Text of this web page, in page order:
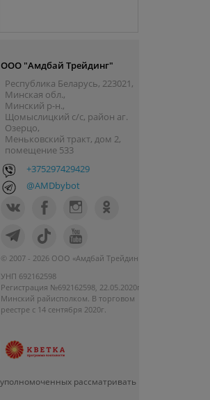
ООО "Амдбай Трейдинг"
Республика Беларусь, 223021,
Минская обл.,
Минский р-н.,
Щомыслицкий с/с, район аг.
Озерцо,
Меньковский тракт, дом 2,
помещение 533
+375297429429
@AMDbybot
© 2007 - 2026 ООО «Амдбай Трейдинг»
УНП 692162598
Регистрация №692162598, 22.05.2020г.
Минский райисполком. В торговом
реестре с 14 сентября 2020г.
рассматривать